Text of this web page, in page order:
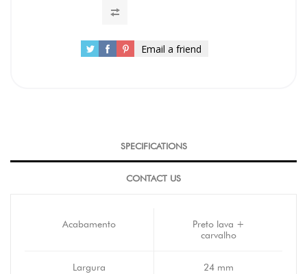
Email a friend
SPECIFICATIONS
CONTACT US
Acabamento
Preto lava +
carvalho
Largura 24 mm